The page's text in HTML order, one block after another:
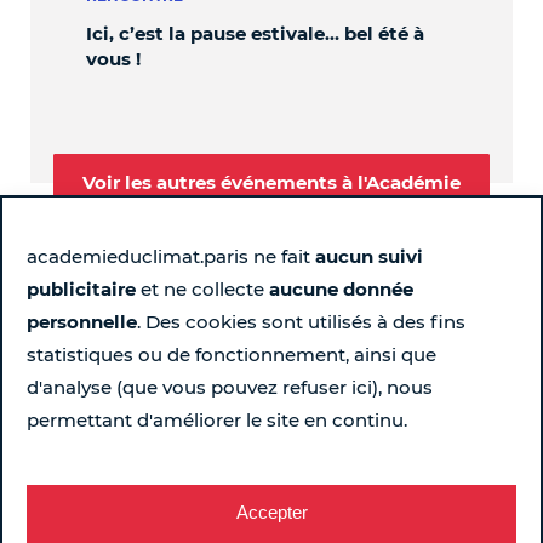
academieduclimat.paris ne fait aucun suivi
publicitaire et ne collecte aucune donnée
personnelle. Des cookies sont utilisés à des fins
statistiques ou de fonctionnement, ainsi que
d'analyse (que vous pouvez refuser ici), nous
permettant d'améliorer le site en continu.
Accepter
Ici, c’est la pause estivale… bel été à
vous !
Voir les autres événements à l'Académie
Suivez-nous
Page Instagram de l'Académie du Climat - Nouvelle
Page LinkedIn de l'Académie du Climat - Nouvelle
Page Facebook de l'Académie du Climat -
Chaîne YouTube de l'Académie du
Pour ne rien rater chaque semaine...